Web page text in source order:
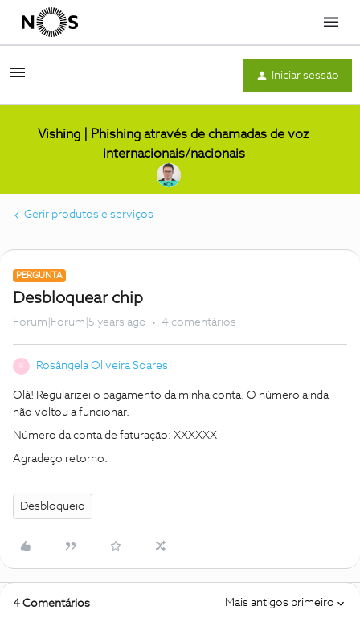
Menu
Iniciar sessão
Vishing | Phishing através de chamadas de voz
internacionais/nacionais
Gerir produtos e serviços
PERGUNTA
Desbloquear chip
Forum|Forum|5 years ago 4 comentários
R Rosângela Oliveira Soares
Olá! Regularizei o pagamento da minha conta. O número ainda
não voltou a funcionar.
Número da conta de faturação: XXXXXX
Agradeço retorno.
Desbloqueio
4 Comentários Mais antigos primeiro